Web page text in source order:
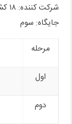
شرکت کننده: ۱۸ کشتی گیر
جایگاه: سوم
مرحله
اول
دوم